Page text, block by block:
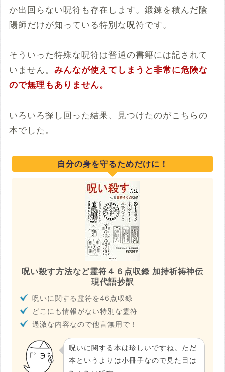
か出回らない呪符も存在します。鍛錬を積んだ陰
陽師だけが知っている特別な呪符です。
そういった特殊な呪符は普通の書籍には記されて
いません。 みんなが使えてしまうと非常に危険な
ので無理もありません。
いろいろ探し回った結果、見つけたのがこちらの
本でした。
自分の身を守るためだけに！
呪い殺す方法など霊符４６点収録 加持祈祷神伝
現代語抄訳
呪いに関する霊符を46点収録
どこにも情報がない特別な霊符
過激な内容なので他言無用で！
呪いに関する本は珍しいですね。ただ
本というよりは小冊子なので見た目は